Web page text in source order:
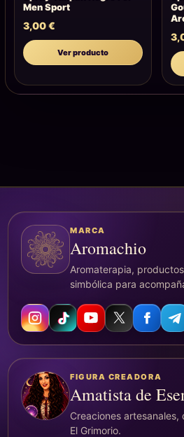
Men Sport
3,00€
Ver producto
MARCA
Aromachio
Aromaterapia,
simbólica para
FIGURA CREADORA
Amatista de
Creaciones
El Grimorio.